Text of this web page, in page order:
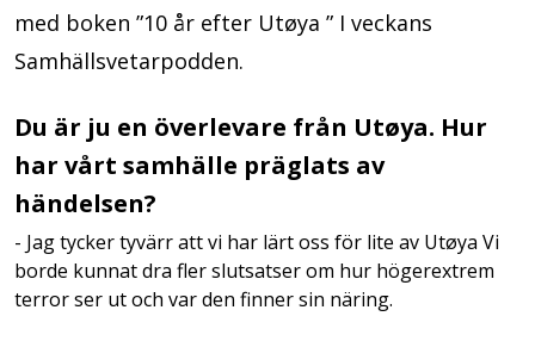
med boken ”10 år efter Utøya ” I veckans
Samhällsvetarpodden.
Du är ju en överlevare från Utøya. Hur
har vårt samhälle präglats av
händelsen?
- Jag tycker tyvärr att vi har lärt oss för lite av Utøya Vi
borde kunnat dra fler slutsatser om hur högerextrem
terror ser ut och var den finner sin näring.